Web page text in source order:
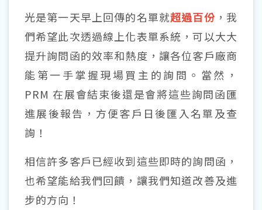
光是第一天早上回傳的名單就超過百份 ，我
們希望此次透過線上化表單系統，可以大大
提升詢問函的效率和熱度，讓各位客戶廠商
能第一手掌握現場買主的詢問。當然，
PRM 在展會結束後還是會將這些詢問函匯
進展後報告，方便客戶日後匯入名單及查
詢！
相信許多客戶已經收到這些即時的詢問函，
也希望能給我們回饋，讓我們知道改善及進
步的方向！